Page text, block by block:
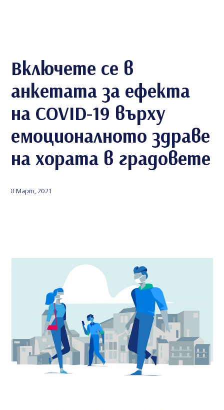
Включете се в
анкетата за ефекта
на COVID-19 върху
емоционалното здраве
на хората в градовете
8 Март, 2021